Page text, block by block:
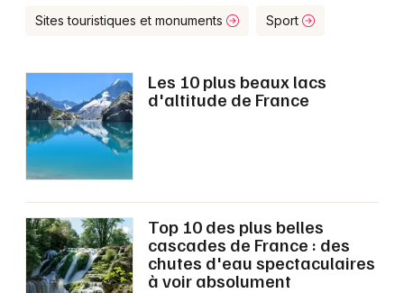
Sports
Soirées
Sorties famille
Expos
Sorties & loisirs
Nantes
Paris
Strasbourg
Toulouse
Toutes les villes
Sites touristiques et monuments Sport
Les 10 plus beaux lacs
d'altitude de France
Top 10 des plus belles
cascades de France : des
chutes d'eau spectaculaires
à voir absolument